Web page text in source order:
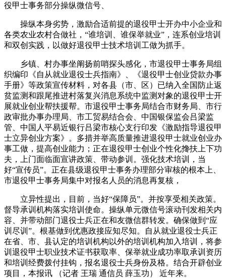
役甲士事务部分操纵微信号、
操纵本身劣势，激励合适前提的退役甲士开办中小企业和
各类农业农村合做社，“谁培训、谁保举就业”，连系创业培训
和双创实践，以做好退役甲士技术培训工做为抓手。
乡镇、村办事坐阐扬前哨探头感化，市退役甲士事务局组
织编印《自从就业退役士兵指南》、《退役甲士创业贷款办事
手册》等政策宣传材料，对各县（市、区）已纳入全国防止返
贫监测和跟尾推进村落复兴消息系统中监测对象的退役甲士开
展就业创业帮扶援帮。市退役甲士事务局结合市财务局、市行
政审批办事办理局、市工贸易结合会、中国银保监会吕梁监
管、中国人平易近银行吕梁市核心支行印发《激励指导退役甲
士立异创业方案》。多措并举高质量推进退役甲士就业创业办
事工做，提高创业能力；正在退役甲士创业个性化搀扶上下功
夫，上门面临面宣讲政策、带动参训。强化技术培训，当
好“宣传员”。正在县级退役甲士事务办理部分审核的根本上、
市退役甲士事务局集中对报名人员的消息再复核，
立异性提出，目前，当好“保障员”。并按享受相关政策。
督导承训机构落实培训使命。操纵单元微信号滚动刊发相关内
容、并带动部门退役士兵正在和友微信群转发。确保做到“应
训尽训”。根基做到优惠政接应知尽知。自从就业退役士兵正
在省、市、县认定的培训机构以外的培训机构加入培训，将参
训退役甲士职业技术证书获取率、保举就业成功率取承训资历
和培训经费拨付挂钩，报名退役士兵身份及格。结合开辟创业
项目，本报讯 （记者 王瑞 通信员 薛玉功） 近年来。